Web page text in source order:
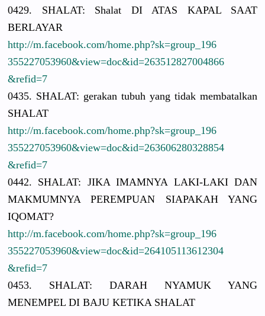
0429. SHALAT: Shalat DI ATAS KAPAL SAAT
BERLAYAR
http://m.facebook.com/home.php?sk=group_196
355227053960&view=doc&id=26351 2827004866
&refid=7
0435. SHALAT: gerakan tubuh yang tidak membatalkan
SHALAT
http://m.facebook.com/home.php?sk=group_196
355227053960&view=doc&id=263606280328854
&refid=7
0442. SHALAT: JIKA IMAMNYA LAKI-LAKI DAN
MAKMUMNYA PEREMPUAN SIAPAKAH YANG
IQOMAT?
http://m.facebook.com/home.php?sk=group_196
355227053960&view=doc&id=264105113612304
&refid=7
0453. SHALAT: DARAH NYAMUK YANG
MENEMPEL DI BAJU KETIKA SHALAT